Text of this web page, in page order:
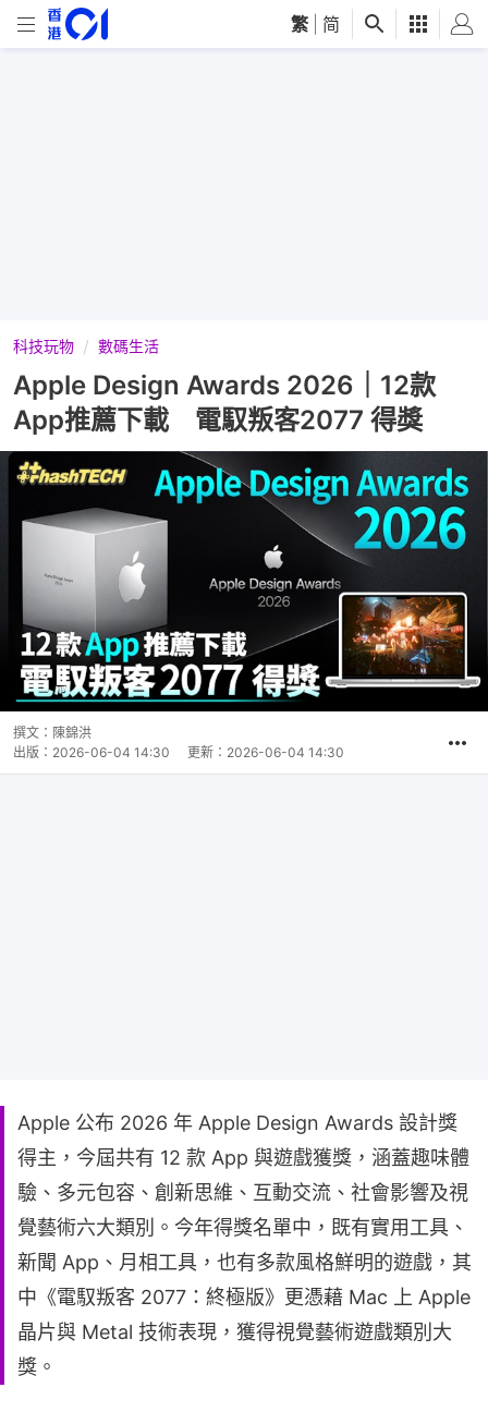
繁 简
科技玩物 數碼生活
Apple Design Awards 2026｜12款
App推薦下載 電馭叛客2077 得獎
撰文： 陳錦洪
出版： 2026-06-04 14:30 更新： 2026-06-04 14:30
Apple 公布 2026 年 Apple Design Awards 設計獎
得主，今屆共有 12 款 App 與遊戲獲獎，涵蓋趣味體
驗、多元包容、創新思維、互動交流、社會影響及視
覺藝術六大類別。今年得獎名單中，既有實用工具、
新聞 App、月相工具，也有多款風格鮮明的遊戲，其
中《電馭叛客 2077：終極版》更憑藉 Mac 上 Apple
晶片與 Metal 技術表現，獲得視覺藝術遊戲類別大
獎。